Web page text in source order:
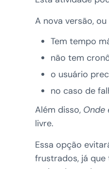
A nova versão,
Tem tempo
não tem
o usuário
no caso de
Além disso, Onde
livre.
Essa opção
frustrados, já